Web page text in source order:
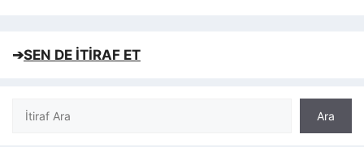
➔SEN DE İTİRAF ET
Ara
Ara